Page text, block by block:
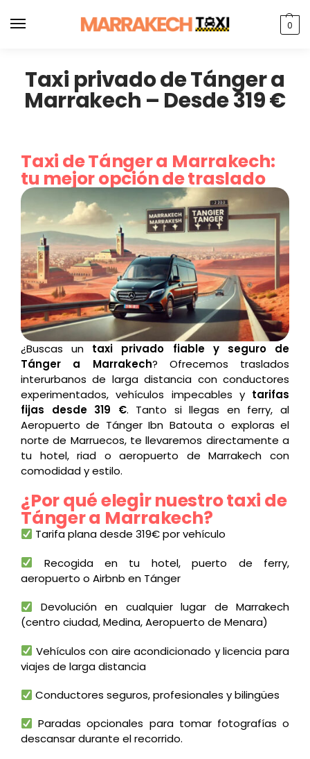
0
Taxi privado de Tánger a
Marrakech – Desde 319 €
Taxi de Tánger a Marrakech:
tu mejor opción de traslado
¿Buscas un taxi privado fiable y seguro de
Tánger a Marrakech? Ofrecemos traslados
interurbanos de larga distancia con conductores
experimentados, vehículos impecables y tarifas
fijas desde 319 €. Tanto si llegas en ferry, al
Aeropuerto de Tánger Ibn Batouta o exploras el
norte de Marruecos, te llevaremos directamente a
tu hotel, riad o aeropuerto de Marrakech con
comodidad y estilo.
¿Por qué elegir nuestro taxi de
Tánger a Marrakech?
Tarifa plana desde 319€ por vehículo
Recogida en tu hotel, puerto de ferry,
aeropuerto o Airbnb en Tánger
Devolución en cualquier lugar de Marrakech
(centro ciudad, Medina, Aeropuerto de Menara)
Vehículos con aire acondicionado y licencia para
viajes de larga distancia
Conductores seguros, profesionales y bilingües
Paradas opcionales para tomar fotografías o
descansar durante el recorrido.